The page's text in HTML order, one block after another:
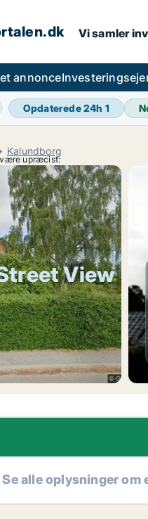
Vi samler
annonce
Opdaterede 24h 1
Kalundborg
være upræcist:
View
Se alle oplysninger